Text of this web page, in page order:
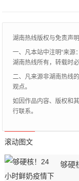
湖南热线版权与免责声明
一、凡本站中注明“来源
湖南热线所有，转载时
二、凡来源非湖南热线
观点。
如因作品内容、版权和
行联系。
滚动图文
够硬